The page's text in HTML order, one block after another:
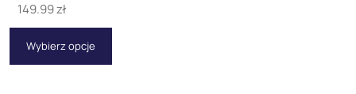
149.99zł
Wybierz opcje